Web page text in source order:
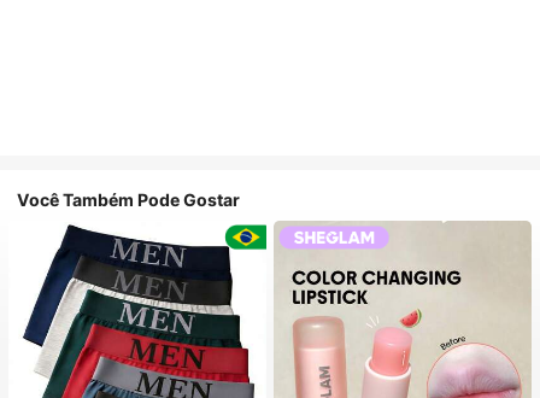
Você Também Pode Gostar